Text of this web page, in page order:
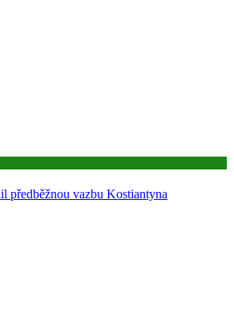
předběžnou vazbu Kostiantyna